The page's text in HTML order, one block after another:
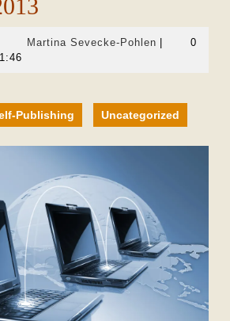
Martina Sevecke-PohlenMartina
0
Publishing Uncategorized